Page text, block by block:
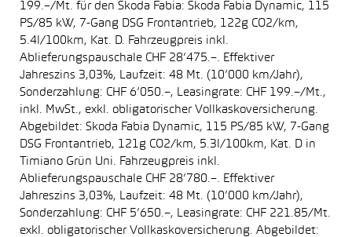
199.–/Mt. für den Skoda Fabia: Skoda Fabia Dynamic, 115
PS/85 kW, 7-Gang DSG Frontantrieb, 122g CO2/km,
5.4l/100km, Kat. D. Fahrzeugpreis inkl.
Ablieferungspauschale CHF 28’475.–. Effektiver
Jahreszins 3,03%, Laufzeit: 48 Mt. (10’000 km/Jahr),
Sonderzahlung: CHF 6’050.–, Leasingrate: CHF 199.–/Mt.,
inkl. MwSt., exkl. obligatorischer Vollkaskoversicherung.
Abgebildet: Skoda Fabia Dynamic, 115 PS/85 kW, 7-Gang
DSG Frontantrieb, 121g CO2/km, 5.3l/100km, Kat. D in
Timiano Grün Uni. Fahrzeugpreis inkl.
Ablieferungspauschale CHF 28’780.–. Effektiver
Jahreszins 3,03%, Laufzeit: 48 Mt. (10’000 km/Jahr),
Sonderzahlung: CHF 5’650.–, Leasingrate: CHF 221.85/Mt.
exkl. obligatorischer Vollkaskoversicherung. Abgebildet: